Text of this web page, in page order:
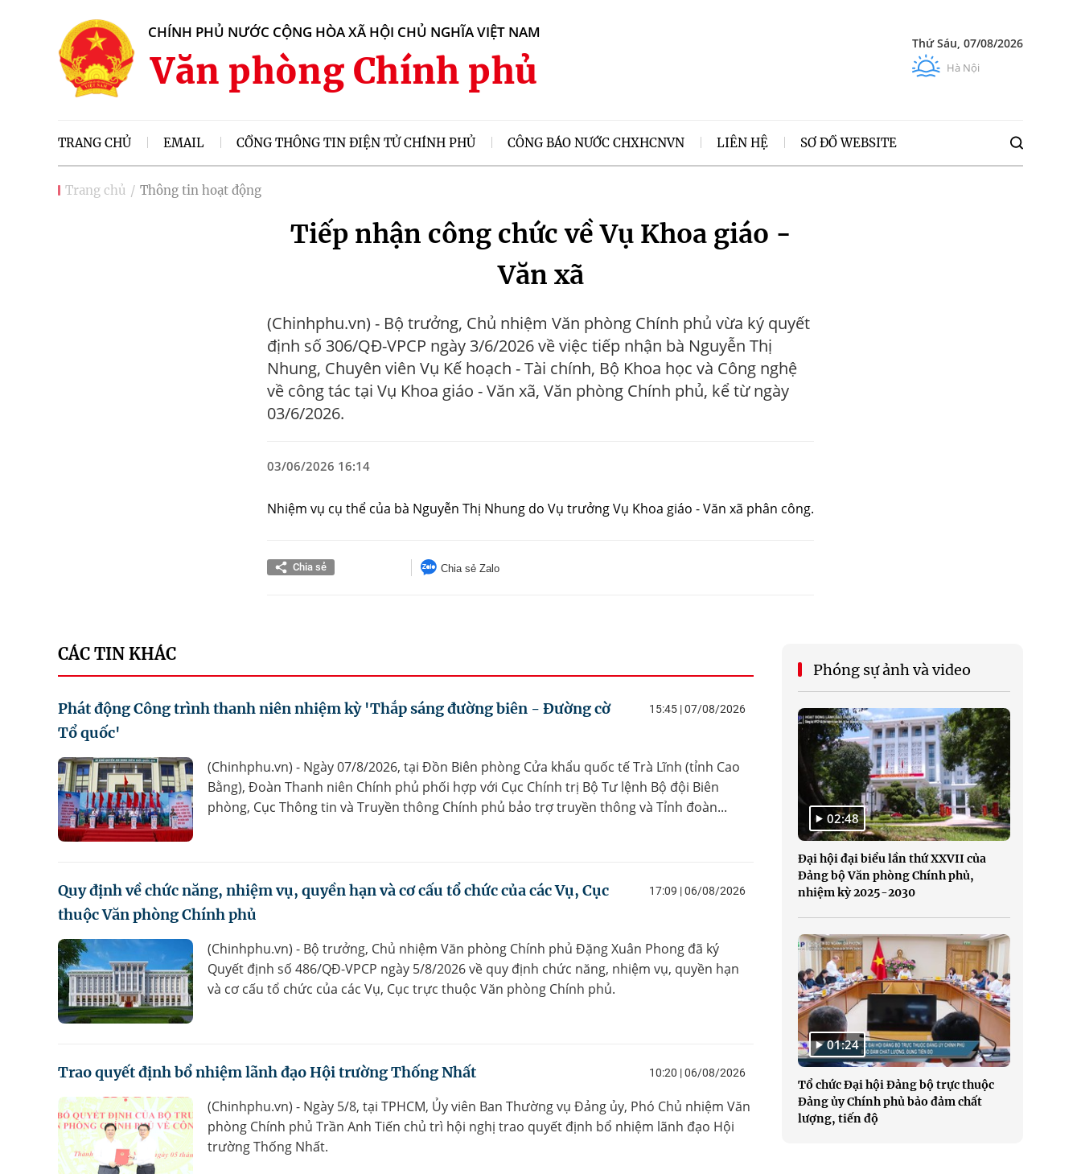
CHÍNH PHỦ NƯỚC CỘNG HÒA XÃ HỘI CHỦ NGHĨA VIỆT NAM
Văn phòng Chính phủ
Thứ Sáu, 07/08/2026
Hà Nội
TRANG CHỦ EMAIL CỔNG THÔNG TIN ĐIỆN TỬ CHÍNH PHỦ CÔNG BÁO NƯỚC CHXHCNVN LIÊN HỆ SƠ ĐỒ WEBSITE
Trang chủ Thông tin hoạt động
Tiếp nhận công chức về Vụ Khoa giáo -
Văn xã
(Chinhphu.vn) - Bộ trưởng, Chủ nhiệm Văn phòng Chính phủ vừa ký quyết
định số 306/QĐ-VPCP ngày 3/6/2026 về việc tiếp nhận bà Nguyễn Thị
Nhung, Chuyên viên Vụ Kế hoạch - Tài chính, Bộ Khoa học và Công nghệ
về công tác tại Vụ Khoa giáo - Văn xã, Văn phòng Chính phủ, kể từ ngày
03/6/2026.
03/06/2026 16:14
Nhiệm vụ cụ thể của bà Nguyễn Thị Nhung do Vụ trưởng Vụ Khoa giáo - Văn xã phân công.
Chia sẻ Chia sẻ Zalo
CÁC TIN KHÁC
Phát động Công trình thanh niên nhiệm kỳ 'Thắp sáng đường biên - Đường cờ
Tổ quốc'
15:45 | 07/08/2026
(Chinhphu.vn) - Ngày 07/8/2026, tại Đồn Biên phòng Cửa khẩu quốc tế Trà Lĩnh (tỉnh Cao
Bằng), Đoàn Thanh niên Chính phủ phối hợp với Cục Chính trị Bộ Tư lệnh Bộ đội Biên
phòng, Cục Thông tin và Truyền thông Chính phủ bảo trợ truyền thông và Tỉnh đoàn...
Quy định về chức năng, nhiệm vụ, quyền hạn và cơ cấu tổ chức của các Vụ, Cục
thuộc Văn phòng Chính phủ
17:09 | 06/08/2026
(Chinhphu.vn) - Bộ trưởng, Chủ nhiệm Văn phòng Chính phủ Đặng Xuân Phong đã ký
Quyết định số 486/QĐ-VPCP ngày 5/8/2026 về quy định chức năng, nhiệm vụ, quyền hạn
và cơ cấu tổ chức của các Vụ, Cục trực thuộc Văn phòng Chính phủ.
Trao quyết định bổ nhiệm lãnh đạo Hội trường Thống Nhất 10:20 | 06/08/2026
(Chinhphu.vn) - Ngày 5/8, tại TPHCM, Ủy viên Ban Thường vụ Đảng ủy, Phó Chủ nhiệm Văn
phòng Chính phủ Trần Anh Tiến chủ trì hội nghị trao quyết định bổ nhiệm lãnh đạo Hội
trường Thống Nhất.
Phóng sự ảnh và video
02:48
Đại hội đại biểu lần thứ XXVII của
Đảng bộ Văn phòng Chính phủ,
nhiệm kỳ 2025-2030
01:24
Tổ chức Đại hội Đảng bộ trực thuộc
Đảng ủy Chính phủ bảo đảm chất
lượng, tiến độ